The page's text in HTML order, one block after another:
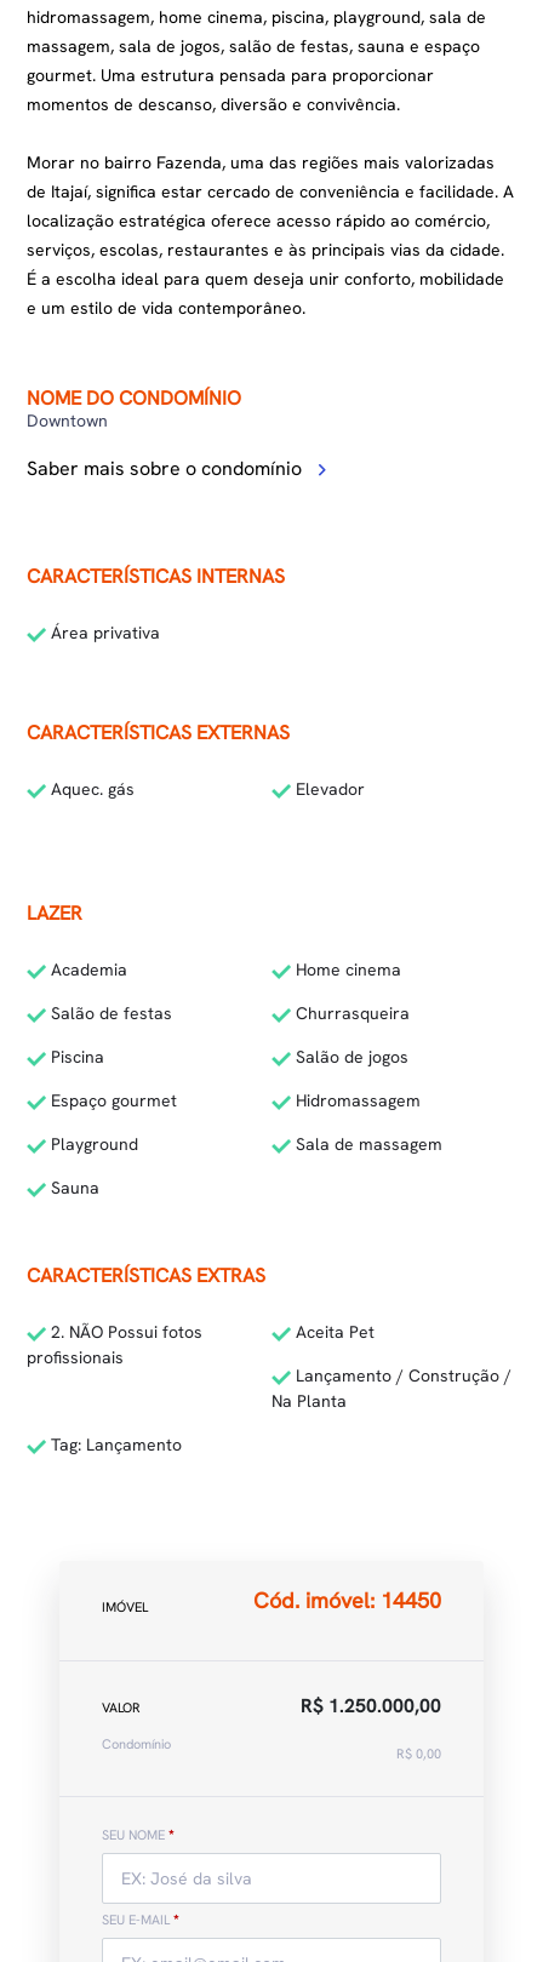
hidromassagem, home cinema, piscina, playground, sala de
massagem, sala de jogos, salão de festas, sauna e espaço
gourmet. Uma estrutura pensada para proporcionar
momentos de descanso, diversão e convivência.
Morar no bairro Fazenda, uma das regiões mais valorizadas
de Itajaí, significa estar cercado de conveniência e facilidade. A
localização estratégica oferece acesso rápido ao comércio,
serviços, escolas, restaurantes e às principais vias da cidade.
É a escolha ideal para quem deseja unir conforto, mobilidade
e um estilo de vida contemporâneo.
NOME DO CONDOMÍNIO
Downtown
Saber mais sobre o condomínio
CARACTERÍSTICAS INTERNAS
Área privativa
CARACTERÍSTICAS EXTERNAS
Aquec. gás Elevador
LAZER
Academia
Home cinema
Salão de festas
Churrasqueira
Piscina
Salão de jogos
Espaço gourmet
Hidromassagem
Playground
Sala de massagem
Sauna
CARACTERÍSTICAS EXTRAS
2. NÃO Possui fotos
profissionais
Aceita Pet
Lançamento / Construção /
Na Planta
Tag: Lançamento
IMÓVEL Cód. imóvel: 14450
VALOR R$ 1.250.000,00
Condomínio
R$ 0,00
SEU NOME *
SEU E-MAIL *